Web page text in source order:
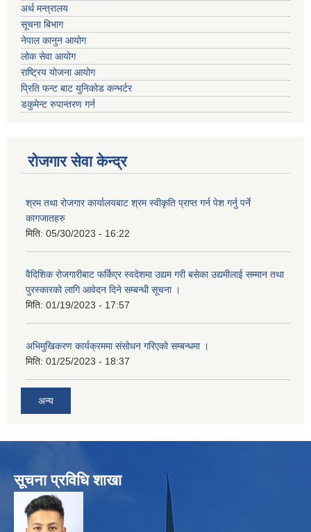
अर्थ मन्त्रालय
सूचना बिभाग
नेपाल कानुन आयोग
लोक सेवा आयोग
राष्ट्रिय योजना आयोग
प्रिति फन्ट बाट युनिकोड कन्भर्टर
डकुमेन्ट रुपान्तरण गर्न
रोजगार सेवा केन्द्र
श्रम तथा रोजगार कार्यालयबाट श्रम स्वीकृति प्राप्त गर्न पेश गर्नु पर्ने
कागजातहरु
मिति: 05/30/2023 - 16:22
वैदिशिक रोजगारीबाट फर्किएर स्वदेशमा उद्यम गरी बसेका उद्यमीलाई सम्मान तथा
पुरस्कारको लागि आवेदन दिने सम्बन्धी सूचना ।
मिति: 01/19/2023 - 17:57
अभिमुखिकरण कार्यक्रममा संसोधन गरिएको सम्बन्धमा ।
मिति: 01/25/2023 - 18:37
अन्य
सूचना प्रविधि शाखा